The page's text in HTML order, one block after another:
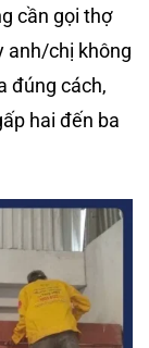
cần gọi thợ
anh/chị không
đúng cách,
hai đến ba